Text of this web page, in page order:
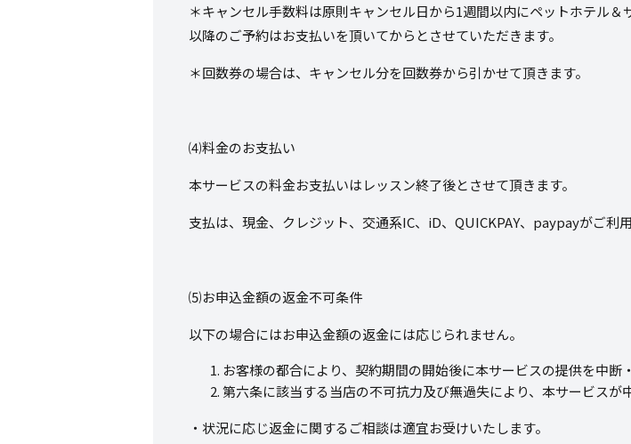
＊キャンセル手数料は原則キャンセル日から1週間以内にペットホテル＆
以降のご予約はお支払いを頂いてからとさせていただきます。
＊回数券の場合は、キャンセル分を回数券から引かせて頂きます。
⑷料金のお支払い
本サービスの料金お支払いはレッスン終了後とさせて頂きます。
支払は、現金、クレジット、交通系IC、 iD、 QUICKPAY、 paypayがご利
⑸お申込金額の返金不可条件
以下の場合にはお申込金額の返金には応じられません。
お客様の都合により、契約期間の開始後に本サービスの提供を中断
第六条に該当する当店の不可抗力及び無過失により、本サービスが
・状況に応じ返金に関するご相談は適宜お受けいたします。